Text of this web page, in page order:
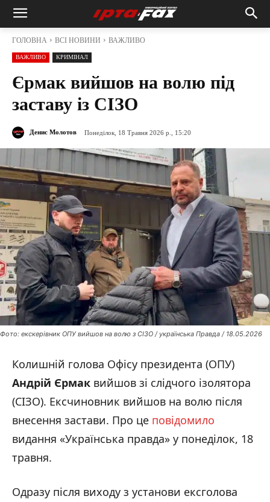
ГОЛОВНА ВСІ НОВИНИ ВАЖЛИВО
ВАЖЛИВО КРИМІНАЛ
Єрмак вийшов на волю під
заставу із СІЗО
Денис Молотов Понеділок, 18 Травня 2026 р., 15:20
Фото: екскерівник ОПУ вийшов на волю з СІЗО / українська Правда / 18.05.2026
Колишній голова Офісу президента (ОПУ)
Андрій Єрмак вийшов зі слідчого ізолятора
(СІЗО). Ексчиновник вийшов на волю після
внесення застави. Про це повідомило
видання «Українська правда» у понеділок, 18
травня.
Одразу після виходу з установи ексголова